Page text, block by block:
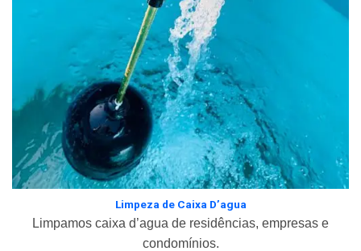
Limpeza de Caixa D’agua
Limpamos caixa d’agua de residências, empresas e
condomínios.